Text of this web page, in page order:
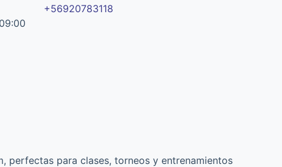
+56920783118
perfectas para clases, torneos y entrenamientos